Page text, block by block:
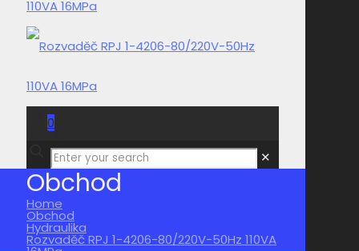
0
0,00 Kč
✕
Obchod
Home
Obchod
Hydraulika
Rozvaděč RPJ 1-4206-80/220V-50Hz 110VA